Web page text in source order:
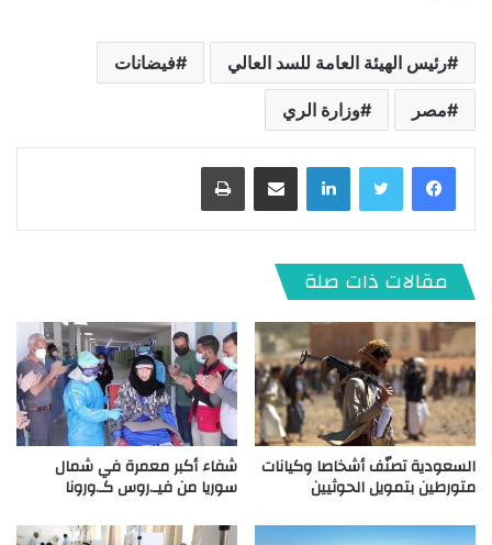
رئيس الهيئة العامة للسد العالي فيضانات
مصر وزارة الري
لينكدإن
مقالات ذات صلة
السعودية تصنّف أشخاصا وكيانات
متورطين بتمويل الحوثيين
شفاء أكبر معمرة في شمال
سوريا من فيـ.روس كـ.ورونا